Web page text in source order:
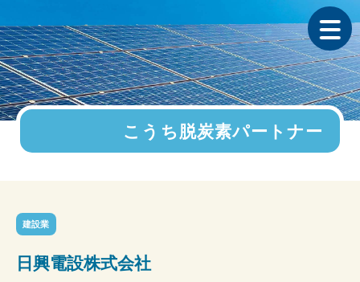
こうち脱炭素パートナー
建設業
日興電設株式会社